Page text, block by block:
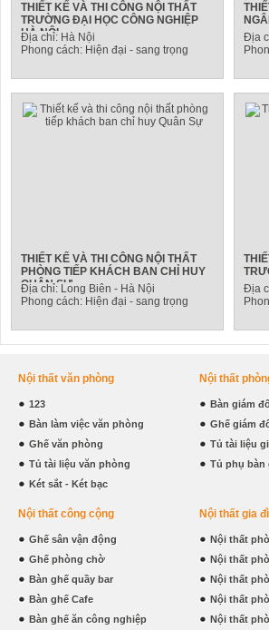
THIẾT KẾ VÀ THI CÔNG NỘI THẤT
TRƯỜNG ĐẠI HỌC CÔNG NGHIỆP
HÀ NỘI
Địa chỉ: Hà Nội
Phong cách: Hiện đại - sang trọng
Địa
THIẾT KẾ VÀ THI CÔNG NỘI THẤT
PHÒNG TIẾP KHÁCH BAN CHỈ HUY
QUÂN SỰ
Địa chỉ: Long Biên - Hà Nội
Phong cách: Hiện đại - sang trọng
Địa
Nội thất văn phòng
123
Bàn làm việc văn phòng
Ghế văn phòng
Tủ tài liệu văn phòng
Két sắt - Két bạc
Nội thất
Bàn giám
Ghế giám
Tủ tài liệu
Tủ phụ bàn
Nội thất công cộng
Ghế sân vận động
Ghế phòng chờ
Bàn ghế quầy bar
Bàn ghế Cafe
Bàn ghế ăn công nghiệp
Nội thất gia
Nội thất
Nội thất
Nội thất
Nội thất
Nội thất